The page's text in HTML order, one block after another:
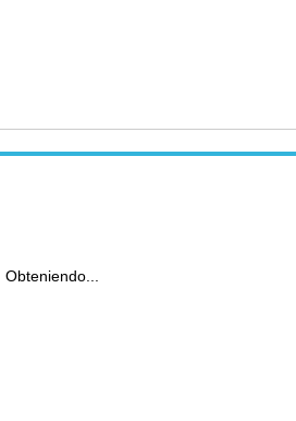
Obteniendo...